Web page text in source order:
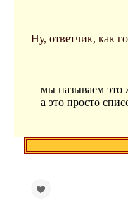
Ну, ответчик, как
мы называем это
а это просто